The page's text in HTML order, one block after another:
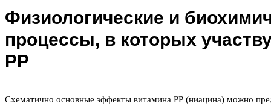
Физиологические и
процессы, в которых
РР
Схематично основные эффекты витамина РР (ниацина) можно